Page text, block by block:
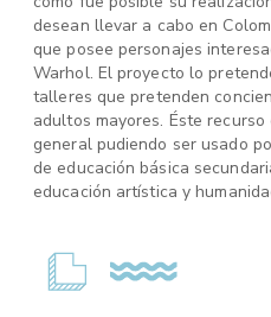
desean llevar a cabo en
que posee personajes
Warhol. El proyecto lo
talleres que pretenden
adultos mayores. Éste
general pudiendo ser usado
de educación básica
educación artística y